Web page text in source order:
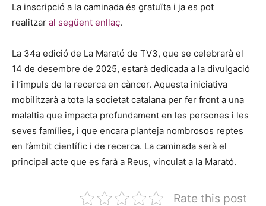
La inscripció a la caminada és gratuïta i ja es pot
realitzar al següent enllaç.
La 34a edició de La Marató de TV3, que se celebrarà el
14 de desembre de 2025, estarà dedicada a la divulgació
i l’impuls de la recerca en càncer. Aquesta iniciativa
mobilitzarà a tota la societat catalana per fer front a una
malaltia que impacta profundament en les persones i les
seves famílies, i que encara planteja nombrosos reptes
en l’àmbit científic i de recerca. La caminada serà el
principal acte que es farà a Reus, vinculat a la Marató.
Rate this post